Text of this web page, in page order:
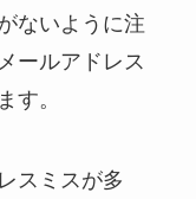
ないように注
ールアドレス
す。
スミスが多